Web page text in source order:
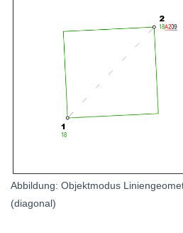
Abbildung: Objektmodus
(diagonal)